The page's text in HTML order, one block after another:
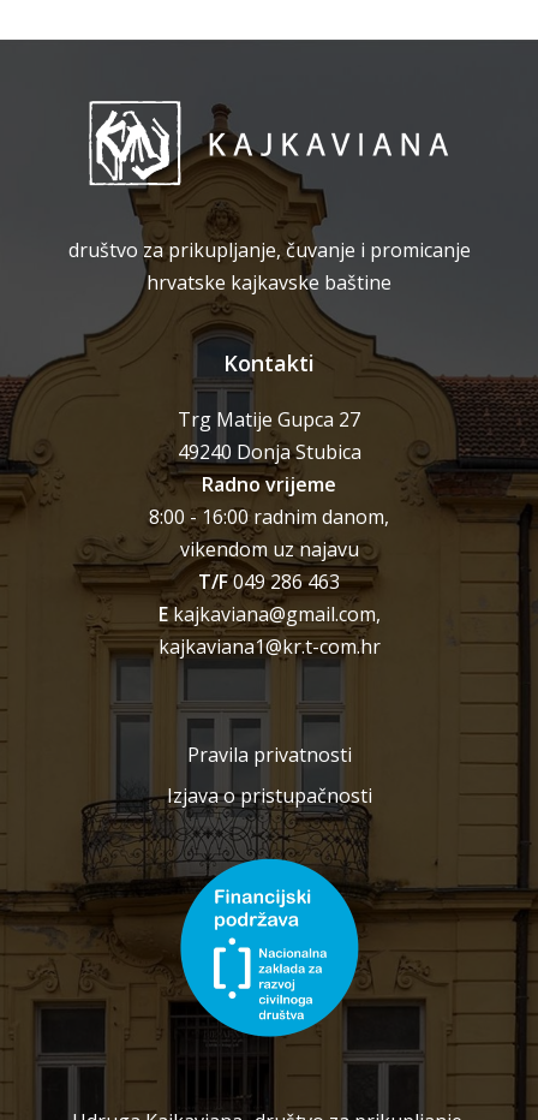
društvo za prikupljanje, čuvanje i promicanje
hrvatske kajkavske baštine
Kontakti
Trg Matije Gupca 27
49240 Donja Stubica
Radno vrijeme
8:00 - 16:00 radnim danom,
vikendom uz najavu
T/F049 286 463
Ekajkaviana@gmail.com,
kajkaviana1@kr.t-com.hr
Pravila privatnosti
Izjava o pristupačnosti